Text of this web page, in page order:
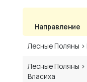
Направление
Лесные Поляны ›
Лесные Поляны ›
Власиха